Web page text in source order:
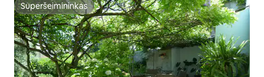
Superšeimininkas
Superšeimininkas